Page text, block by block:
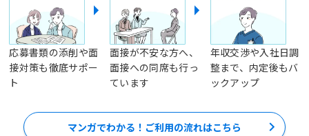
応募書類の添削や面
接対策も徹底サポー
ト
面接が不安な方へ、
面接への同席も行っ
ています
年収交渉や入社日調
整まで、内定後もバ
ックアップ
マンガでわかる！ご利用の流れはこちら